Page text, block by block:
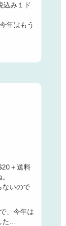
込み１ド
年はもう
＋送料
ないので
、今年は
た…